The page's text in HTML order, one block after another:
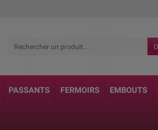
PASSANTS FERMOIRS EMBOUTS